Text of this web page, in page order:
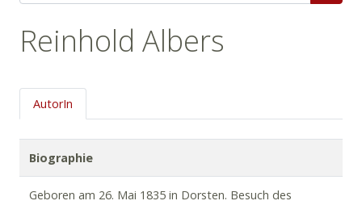
Reinhold Albers
AutorIn
Biographie
Geboren am 26. Mai 1835 in Dorsten. Besuch des